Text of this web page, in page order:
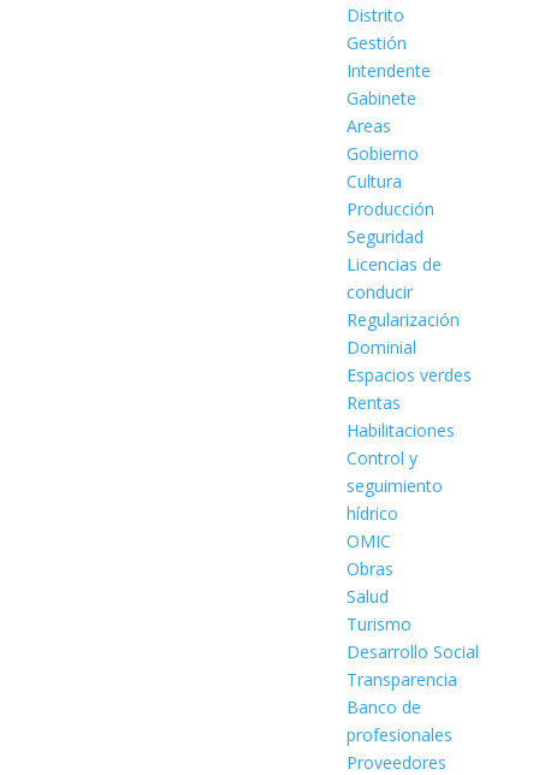
Distrito
Gestión
Intendente
Gabinete
Areas
Gobierno
Cultura
Producción
Seguridad
Licencias de
conducir
Regularización
Dominial
Espacios verdes
Rentas
Habilitaciones
Control y
seguimiento
hídrico
OMIC
Obras
Salud
Turismo
Desarrollo Social
Transparencia
Banco de
profesionales
Proveedores